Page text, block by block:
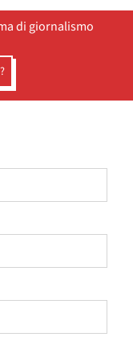
di giornalismo